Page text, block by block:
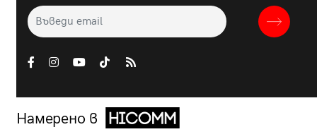
Намерено в